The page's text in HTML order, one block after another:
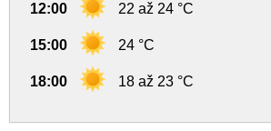
12:00 22 až 24 °C
15:00 24 °C
18:00 18 až 23 °C